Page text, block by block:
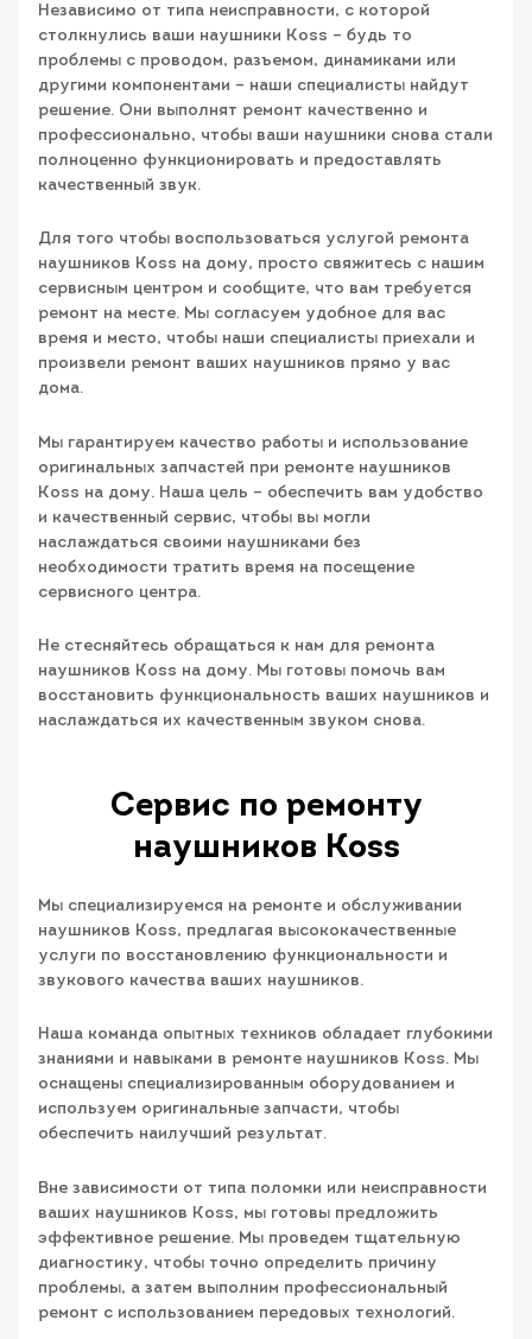
Независимо от типа неисправности, с которой
столкнулись ваши наушники Koss – будь то
проблемы с проводом, разъемом, динамиками или
другими компонентами – наши специалисты найдут
решение. Они выполнят ремонт качественно и
профессионально, чтобы ваши наушники снова стали
полноценно функционировать и предоставлять
качественный звук.
Для того чтобы воспользоваться услугой ремонта
наушников Koss на дому, просто свяжитесь с нашим
сервисным центром и сообщите, что вам требуется
ремонт на месте. Мы согласуем удобное для вас
время и место, чтобы наши специалисты приехали и
произвели ремонт ваших наушников прямо у вас
дома.
Мы гарантируем качество работы и использование
оригинальных запчастей при ремонте наушников
Koss на дому. Наша цель – обеспечить вам удобство
и качественный сервис, чтобы вы могли
наслаждаться своими наушниками без
необходимости тратить время на посещение
сервисного центра.
Не стесняйтесь обращаться к нам для ремонта
наушников Koss на дому. Мы готовы помочь вам
восстановить функциональность ваших наушников и
наслаждаться их качественным звуком снова.
Сервис по ремонту
наушников Koss
Мы специализируемся на ремонте и обслуживании
наушников Koss, предлагая высококачественные
услуги по восстановлению функциональности и
звукового качества ваших наушников.
Наша команда опытных техников обладает глубокими
знаниями и навыками в ремонте наушников Koss. Мы
оснащены специализированным оборудованием и
используем оригинальные запчасти, чтобы
обеспечить наилучший результат.
Вне зависимости от типа поломки или неисправности
ваших наушников Koss, мы готовы предложить
эффективное решение. Мы проведем тщательную
диагностику, чтобы точно определить причину
проблемы, а затем выполним профессиональный
ремонт с использованием передовых технологий.